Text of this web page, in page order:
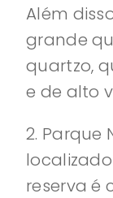
Além
grande
quartzo,
e de alto
2. Parque
localizado
reserva é